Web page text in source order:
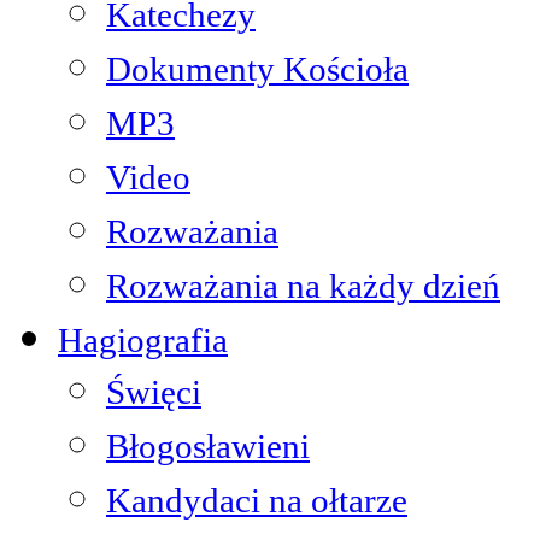
Katechezy
Dokumenty Kościoła
MP3
Video
Rozważania
Rozważania na każdy dzień
Hagiografia
Święci
Błogosławieni
Kandydaci na ołtarze